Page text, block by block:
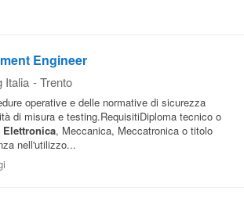
Engineer
Italia - Trento
operative e delle normative di sicurezza
di misura e testing.RequisitiDiploma tecnico o
Elettronica, Meccanica, Meccatronica o titolo
nell'utilizzo...